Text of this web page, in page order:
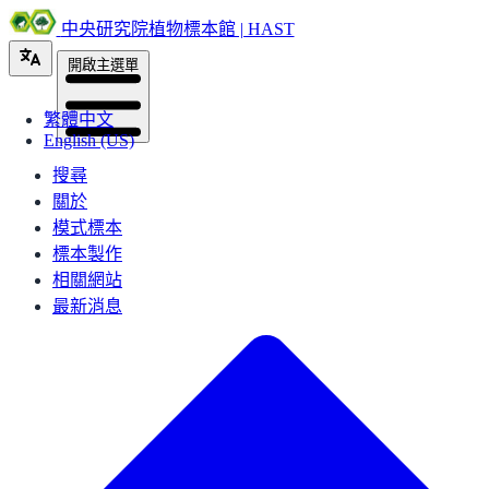
中央研究院植物標本館 | HAST
繁體中文
English (US)
開啟主選單
搜尋
關於
模式標本
標本製作
相關網站
最新消息